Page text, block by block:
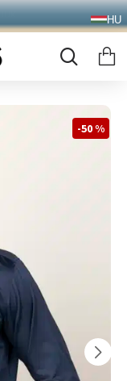
!
HU
-50 %